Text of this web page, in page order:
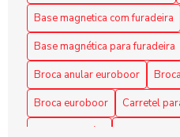
para Seus Projetos
Adaptador para Broca
Adaptador para Broca
Adaptador para Broca
Base magnetica com furadeira
Base magnética para furadeira
Broca anular euroboor
Broca euroboor
Carretel
Carretel retrátil